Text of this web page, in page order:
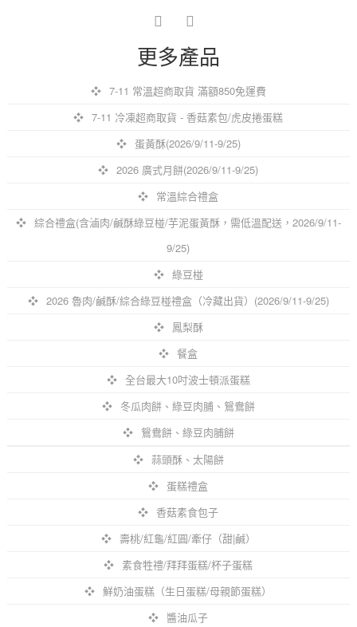
facebook
更多產品
7-11 常溫超商取貨 滿額850免運費
7-11 冷凍超商取貨 - 香菇素包/虎皮捲蛋糕
蛋黃酥(2026/9/11-9/25)
2026 廣式月餅(2026/9/11-9/25)
常溫綜合禮盒
綜合禮盒(含滷肉/鹹酥綠豆椪/芋泥蛋黃酥，需低溫配送，2026/9/11-
9/25)
綠豆椪
2026 魯肉/鹹酥/綜合綠豆椪禮盒（冷藏出貨）(2026/9/11-9/25)
鳳梨酥
餐盒
全台最大10吋波士頓派蛋糕
冬瓜肉餅、綠豆肉脯、鴛鴦餅
鴛鴦餅、綠豆肉脯餅
蒜頭酥、太陽餅
蛋糕禮盒
香菇素食包子
壽桃/紅龜/紅圓/牽仔（甜|鹹）
素食牲禮/拜拜蛋糕/杯子蛋糕
鮮奶油蛋糕（生日蛋糕/母親節蛋糕）
醬油瓜子